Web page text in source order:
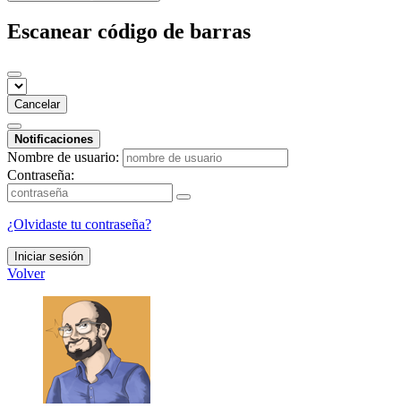
Escanear código de barras
Cancelar
Notificaciones
Nombre de usuario:
Contraseña:
¿Olvidaste tu contraseña?
Iniciar sesión
Volver